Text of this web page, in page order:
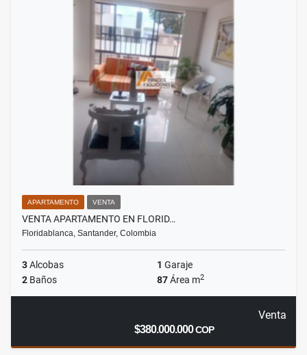
APARTAMENTO VENTA
VENTA APARTAMENTO EN FLORID…
Floridablanca, Santander, Colombia
3Alcobas 1 Garaje
2 Baños 87Área m2
Venta
$380.000.000COP